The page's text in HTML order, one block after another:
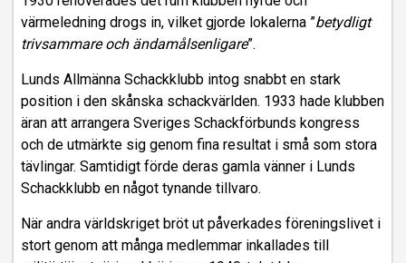
värmeledning drogs in, vilket gjorde lokalerna ”betydligt
trivsammare och ändamålsenligare”.
Lunds Allmänna Schackklubb intog snabbt en stark
position i den skånska schackvärlden. 1933 hade klubben
äran att arrangera Sveriges Schackförbunds kongress
och de utmärkte sig genom fina resultat i små som stora
tävlingar. Samtidigt förde deras gamla vänner i Lunds
Schackklubb en något tynande tillvaro.
När andra världskriget bröt ut påverkades föreningslivet i
stort genom att många medlemmar inkallades till